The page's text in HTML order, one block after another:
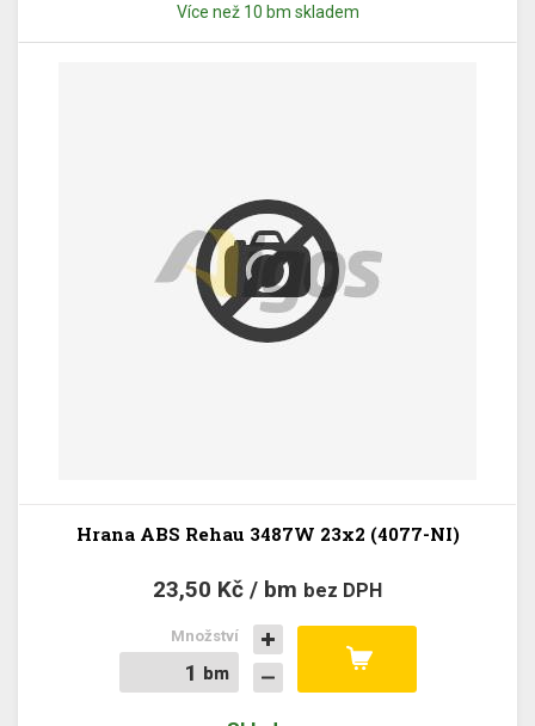
Více než 10 bm skladem
Hrana ABS Rehau 3487W 23x2 (4077-NI)
23,50 Kč / bm bez DPH
bm
bm
Množství